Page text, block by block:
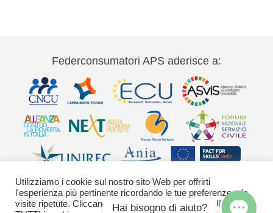
Federconsumatori APS aderisce a:
Utilizziamo i cookie sul nostro sito Web per offrirti
l'esperienza più pertinente ricordando le tue preferenze e le
visite ripetute. Cliccando su "Accetta" acconsenti all'uso di
Hai bisogno di aiuto?